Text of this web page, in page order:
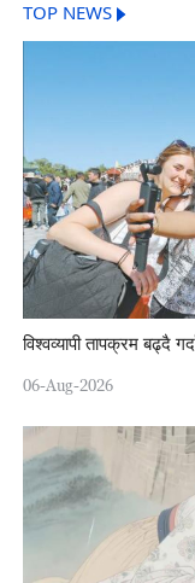
TOP NEWS
विश्वव्यापी तापक्रम बढ्दै
06-Aug-2026